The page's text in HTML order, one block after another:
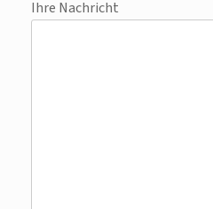
Ihre Nachricht